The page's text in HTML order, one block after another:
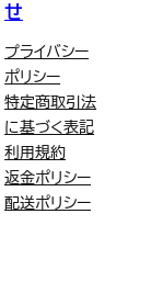
せ
プライバシー
ポリシー
特定商取引法
に基づく表記
利用規約
返金ポリシー
配送ポリシー